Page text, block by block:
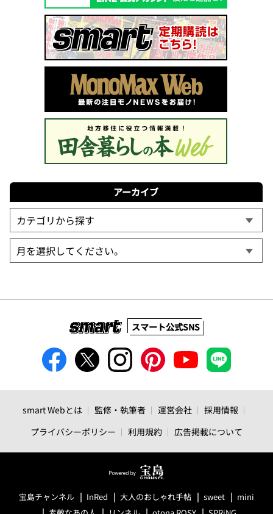
アーカイブ
スマート公式SNS
smart Webとは 監修・執筆者 運営会社
採用情報
プライバシーポリシー
利用規約 広告掲載について
宝島チャンネル InRed 大人のおしゃれ手帖 sweet
mini